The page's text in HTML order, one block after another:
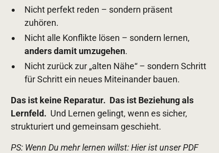
Nicht perfekt reden – sondern präsent
zuhören.
Nicht alle Konflikte lösen – sondern lernen,
anders damit umzugehen.
Nicht zurück zur „alten Nähe“ – sondern Schritt
für Schritt ein neues Miteinander bauen.
Das ist keine Reparatur. Das ist Beziehung als
Lernfeld. Und Lernen gelingt, wenn es sicher,
strukturiert und gemeinsam geschieht.
PS: Wenn Du mehr lernen willst: Hier ist unser PDF